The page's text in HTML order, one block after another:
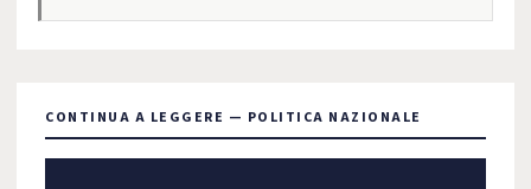
CONTINUA A LEGGERE — POLITICA NAZIONALE